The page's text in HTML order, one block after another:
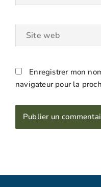
Site
Enregistrer mon
navigateur pour la